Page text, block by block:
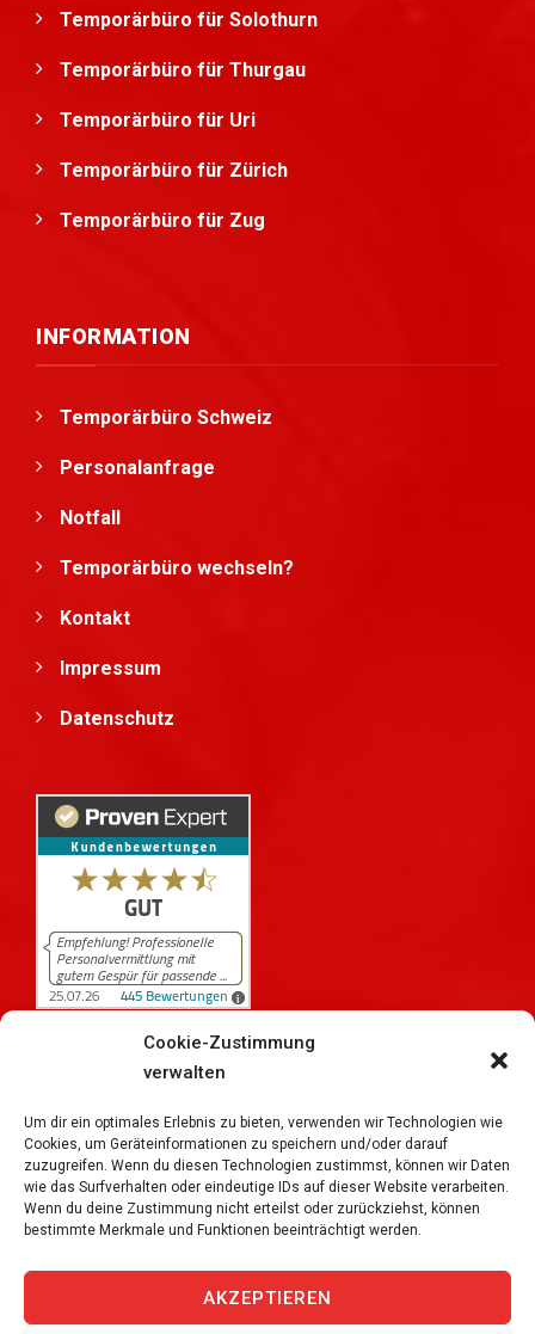
Cookie-Zustimmung
verwalten
Um dir ein optimales Erlebnis zu bieten, verwenden wir Technologien wie
Cookies, um Geräteinformationen zu speichern und/oder darauf
zuzugreifen. Wenn du diesen Technologien zustimmst, können wir Daten
wie das Surfverhalten oder eindeutige IDs auf dieser Website verarbeiten.
Wenn du deine Zustimmung nicht erteilst oder zurückziehst, können
bestimmte Merkmale und Funktionen beeinträchtigt werden.
AKZEPTIEREN
Temporärbüro für Solothurn
Temporärbüro für Thurgau
Temporärbüro für Uri
Temporärbüro für Zürich
Temporärbüro für Zug
INFORMATION
Temporärbüro Schweiz
Personalanfrage
Notfall
Temporärbüro wechseln?
Kontakt
Impressum
Datenschutz
iPersonal
Bewertungen auf ProvenExpert.com
Temporär & Dauerstellen Schweizweit
Reserved.